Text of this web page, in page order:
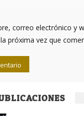
correo electrónico y
próxima vez que